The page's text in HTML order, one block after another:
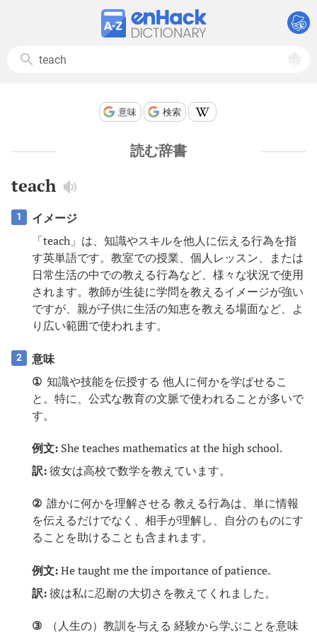
意味 検索
読む辞書
teach
1
イメージ
「teach」は、知識やスキルを他人に伝える行為を指
す英単語です。教室での授業、個人レッスン、または
日常生活の中での教える行為など、様々な状況で使用
されます。教師が生徒に学問を教えるイメージが強い
ですが、親が子供に生活の知恵を教える場面など、よ
り広い範囲で使われます。
2
意味
① 知識や技能を伝授する 他人に何かを学ばせるこ
と。特に、公式な教育の文脈で使われることが多いで
す。
例文:She teaches mathematics at the high school.
訳:彼女は高校で数学を教えています。
② 誰かに何かを理解させる 教える行為は、単に情報
を伝えるだけでなく、相手が理解し、自分のものにす
ることを助けることも含まれます。
例文:He taught me the importance of patience.
訳:彼は私に忍耐の大切さを教えてくれました。
③ （人生の）教訓を与える 経験から学ぶことを意味